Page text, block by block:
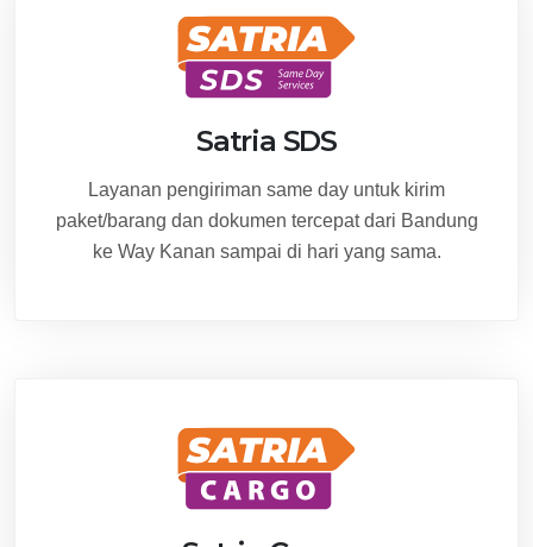
Satria SDS
Layanan pengiriman same day untuk kirim
paket/barang dan dokumen tercepat dari Bandung
ke Way Kanan sampai di hari yang sama.